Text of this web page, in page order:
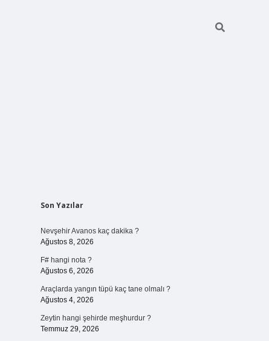
Sidebar
Son Yazılar
Nevşehir Avanos kaç dakika ?
Ağustos 8, 2026
F# hangi nota ?
Ağustos 6, 2026
Araçlarda yangın tüpü kaç tane olmalı ?
Ağustos 4, 2026
Zeytin hangi şehirde meşhurdur ?
Temmuz 29, 2026